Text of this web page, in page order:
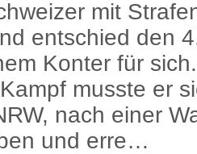
mit
entschied den
Konter für sich.
musste er
nach einer
und erre…